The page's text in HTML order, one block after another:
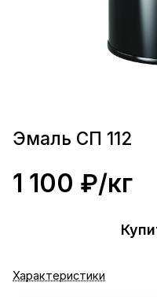
Эмаль СП 112
1 100 ₽/кг
Характеристики